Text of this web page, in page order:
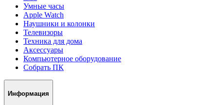
Умные часы
Apple Watch
Наушники и колонки
Телевизоры
Техника для дома
Аксессуары
Компьютерное оборудование
Собрать ПК
Информация